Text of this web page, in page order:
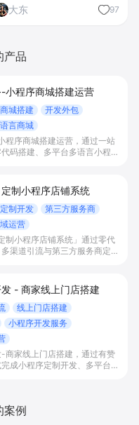
大东 97
产品
小程序商城搭建运营
商城搭建
开发外包
言商城
程序商城搭建运营，通过一站
码搭建、多平台多语言小程序
提升复购与业绩增长。
制小程序店铺系统
定制开发
第三方服务商
运营
制小程序店铺系统」通过零代
渠道引流与第三方服务商定制
升获客与复购，实现线上生意
- 商家线上门店搭建
线上门店搭建
小程序开发服务
商家线上门店搭建，通过有赞
成小程序定制开发、多平台联
案例